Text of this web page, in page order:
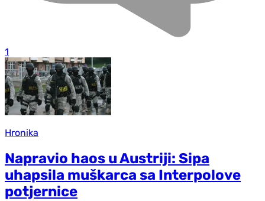
1
Hronika
Napravio haos u Austriji: Sipa
uhapsila muškarca sa Interpolove
potjernice